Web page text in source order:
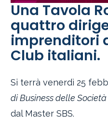
Una Tavola
quattro
imprenditori
Club italiani.
Si terrà venerdì 25
di Business delle
dal Master SBS.